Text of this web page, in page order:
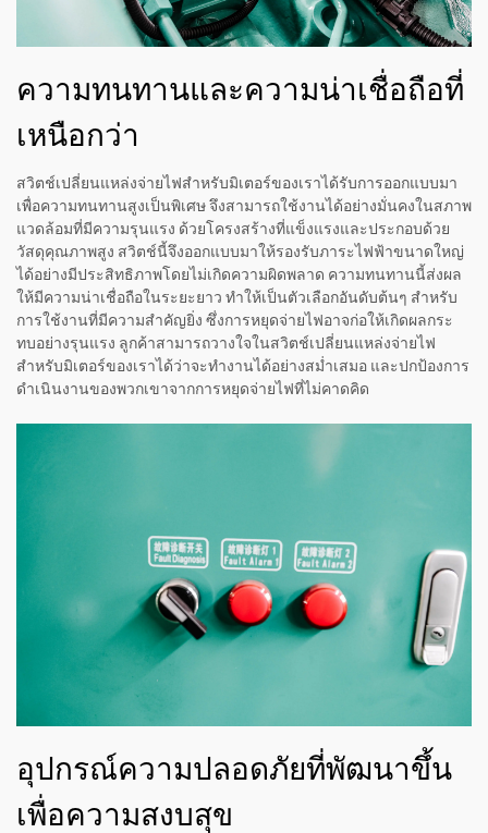
ความทนทานและความน่าเชื่อถือที่
เหนือกว่า
สวิตช์เปลี่ยนแหล่งจ่ายไฟสำหรับมิเตอร์ของเราได้รับการออกแบบมา
เพื่อความทนทานสูงเป็นพิเศษ จึงสามารถใช้งานได้อย่างมั่นคงในสภาพ
แวดล้อมที่มีความรุนแรง ด้วยโครงสร้างที่แข็งแรงและประกอบด้วย
วัสดุคุณภาพสูง สวิตช์นี้จึงออกแบบมาให้รองรับภาระไฟฟ้าขนาดใหญ่
ได้อย่างมีประสิทธิภาพโดยไม่เกิดความผิดพลาด ความทนทานนี้ส่งผล
ให้มีความน่าเชื่อถือในระยะยาว ทำให้เป็นตัวเลือกอันดับต้นๆ สำหรับ
การใช้งานที่มีความสำคัญยิ่ง ซึ่งการหยุดจ่ายไฟอาจก่อให้เกิดผลกระ
ทบอย่างรุนแรง ลูกค้าสามารถวางใจในสวิตช์เปลี่ยนแหล่งจ่ายไฟ
สำหรับมิเตอร์ของเราได้ว่าจะทำงานได้อย่างสม่ำเสมอ และปกป้องการ
ดำเนินงานของพวกเขาจากการหยุดจ่ายไฟที่ไม่คาดคิด
อุปกรณ์ความปลอดภัยที่พัฒนาขึ้น
เพื่อความสงบสุข